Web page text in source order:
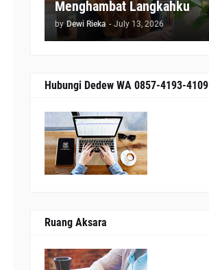
Menghambat Langkahku
by Dewi Rieka - July 13, 2026
Hubungi Dedew WA 0857-4193-4109
Ruang Aksara